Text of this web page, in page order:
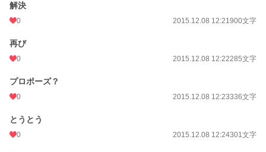
解決
0 2015.12.08 12:21900文字
再び
0 2015.12.08 12:22285文字
プロポーズ？
0 2015.12.08 12:23336文字
とうとう
0 2015.12.08 12:24301文字